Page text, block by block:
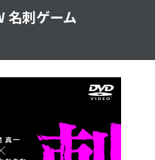
名刺ゲーム